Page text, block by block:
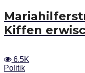
Kiffen
6.5K
Politik